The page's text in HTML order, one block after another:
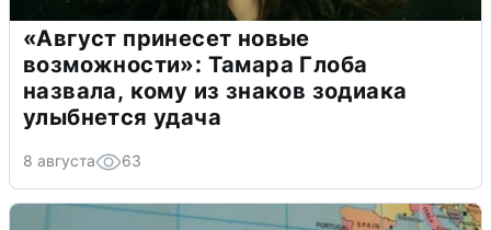
«Август принесет новые
возможности»: Тамара Глоба
назвала, кому из знаков зодиака
улыбнется удача
8 августа 63